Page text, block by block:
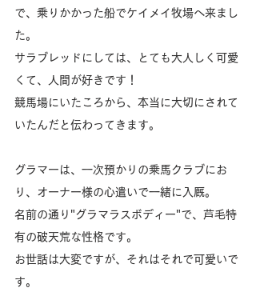
で、乗りかかった船でケイメイ牧場へ来まし
た。
サラブレッドにしては、とても大人しく可愛
くて、人間が好きです！
競馬場にいたころから、本当に大切にされて
いたんだと伝わってきます。
グラマーは、一次預かりの乗馬クラブにお
り、オーナー様の心遣いで一緒に入厩。
名前の通り"グラマラスボディー"で、芦毛特
有の破天荒な性格です。
お世話は大変ですが、それはそれで可愛いで
す。